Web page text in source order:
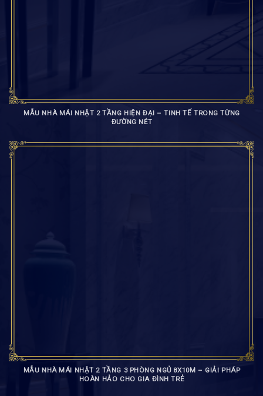
MẪU NHÀ MÁI NHẬT 2 TẦNG HIỆN ĐẠI – TINH TẾ TRONG TỪNG
ĐƯỜNG NÉT
MẪU NHÀ MÁI NHẬT 2 TẦNG 3 PHÒNG NGỦ 8X10M – GIẢI PHÁP
HOÀN HẢO CHO GIA ĐÌNH TRẺ